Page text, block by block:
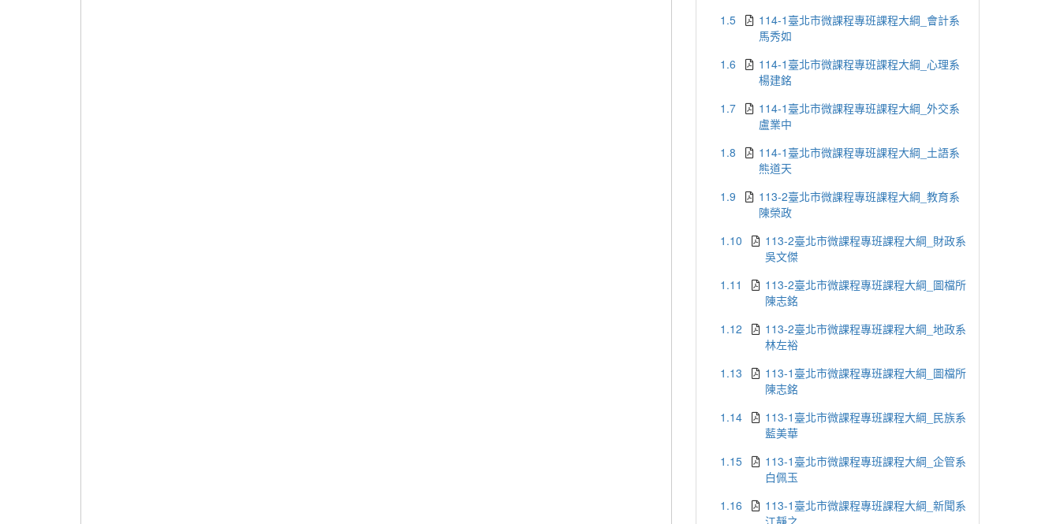
1.5
114-1臺北市微課程專班課程大綱_會計系
馬秀如
1.6
114-1臺北市微課程專班課程大綱_心理系
楊建銘
1.7
114-1臺北市微課程專班課程大綱_外交系
盧業中
1.8
114-1臺北市微課程專班課程大綱_土語系
熊道天
1.9
113-2臺北市微課程專班課程大綱_教育系
陳榮政
1.10
113-2臺北市微課程專班課程大綱_財政系
吳文傑
1.11
113-2臺北市微課程專班課程大綱_圖檔所
陳志銘
1.12
113-2臺北市微課程專班課程大綱_地政系
林左裕
1.13
113-1臺北市微課程專班課程大綱_圖檔所
陳志銘
1.14
113-1臺北市微課程專班課程大綱_民族系
藍美華
1.15
113-1臺北市微課程專班課程大綱_企管系
白佩玉
1.16
113-1臺北市微課程專班課程大綱_新聞系
江靜之